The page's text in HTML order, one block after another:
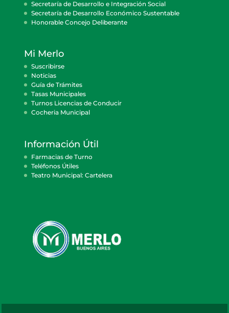
Secretaría de Desarrollo e Integración Social
Secretaría de Desarrollo Económico Sustentable
Honorable Concejo Deliberante
Mi Merlo
Suscribirse
Noticias
Guía de Trámites
Tasas Municipales
Turnos Licencias de Conducir
Cocheria Municipal
Información Útil
Farmacias de Turno
Teléfonos Útiles
Teatro Municipal: Cartelera